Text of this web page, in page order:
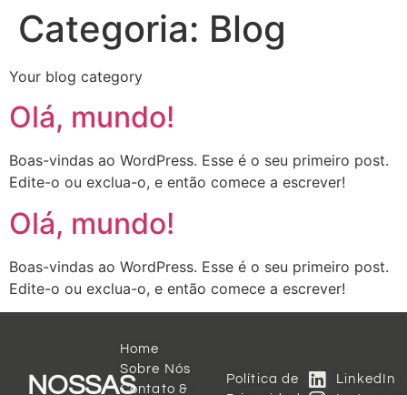
Categoria: Blog
Your blog category
Olá, mundo!
Boas-vindas ao WordPress. Esse é o seu primeiro post.
Edite-o ou exclua-o, e então comece a escrever!
Olá, mundo!
Boas-vindas ao WordPress. Esse é o seu primeiro post.
Edite-o ou exclua-o, e então comece a escrever!
NOSSAS
Home
Sobre Nós
Contato &
Política de
LinkedIn